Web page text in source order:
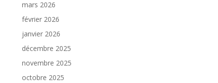
mars 2026
février 2026
janvier 2026
décembre 2025
novembre 2025
octobre 2025